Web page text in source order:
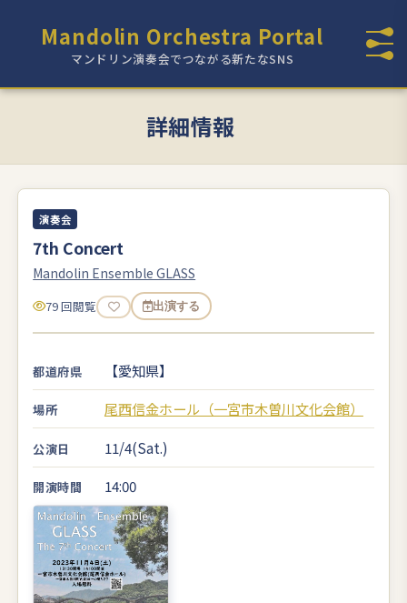
Mandolin Orchestra Portal
マンドリン演奏会でつながる新たなSNS
詳細情報
演奏会
7th Concert
Mandolin Ensemble GLASS
79 回閲覧 出演する
都道府県 【愛知県】
場所 尾西信金ホール（一宮市木曽川文化会館）
公演日 11/4(Sat.)
開演時間 14:00